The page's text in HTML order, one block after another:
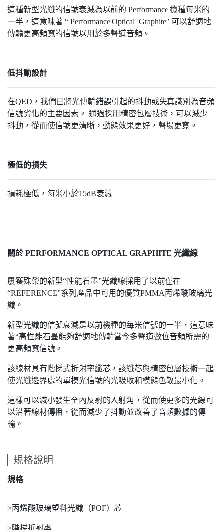
這種新型光纖的信號衰減為以前的 Performance 機種每米的
一半，這意味著 “ Performance Optical Graphite” 可以舒適地
傳輸更高頻寬的信號以用於多聲道音頻。
低抖動設計
在QED，我們已將光傳輸錯誤引起的抖動或失真識別為音頻
信號劣化的主要因素。 通過採用精密包層技術，可以減少
抖動，從而使信號更清晰，動態效果更好，聲場更寬。
極低的損失
損耗極低，每米小於15dB衰減
關於 PERFORMANCE OPTICAL GRAPHITE 光纖線
屢獲殊榮的新型“性能石墨”光纖線採用了以前僅在
“REFERENCE”系列產品中可用的優質PMMA丙烯酸玻璃光
纖。
新型光纖的信號衰減是以前機種的每米信號的一半，這意味
著“高性能石墨能夠舒適地傳輸當今多聲道數位音頻所需的
更高頻寬信號。
該線材具有階梯式折射率纖芯，該纖芯與精密包層技術一起
使光纖邊界處的單模光信號的光吸收和模態色散最小化。
這樣可以減小發生全內反射的入射角，從而使更多的光線可
以沿著線材傳播，從而減少了抖動並改善了音頻數據的傳
輸。
規格說明
規格
>丙烯酸玻璃塑料光纖（POF）芯
>階梯折射率